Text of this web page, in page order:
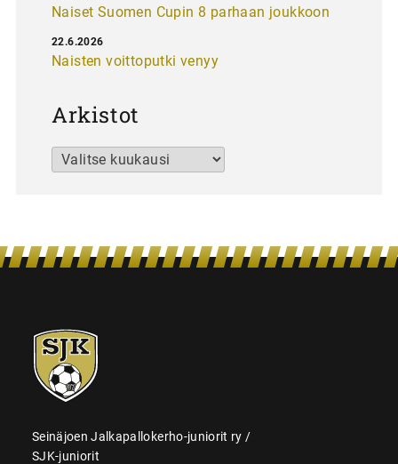
Naiset Suomen Cupin 8 parhaan joukkoon
Naisten voittoputki venyy
22.6.2026
Arkistot
Arkistot
SJK-
juniorit
Seinäjoen Jalkapallokerho-juniorit ry /
SJK-juniorit